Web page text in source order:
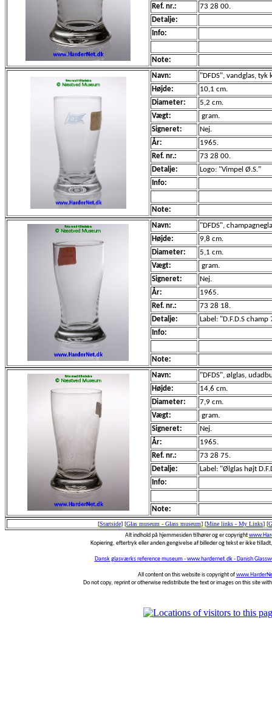
Ref. nr.:
73 28 00.
Detalje:
Info:
Note:
Navn:
"DFDS", vandglas,
Højde:
10,1 cm.
Diameter:
5,2 cm.
Vægt:
gram.
Signeret:
Nej.
År:
1965.
Ref. nr.:
73 28 00.
Detalje:
Logo: "Vimpel Ø.S."
Info:
Note:
Navn:
"DFDS",
Højde:
9,8 cm.
Diameter:
5,1 cm.
Vægt:
gram.
Signeret:
Nej.
År:
1965.
Ref. nr.:
73 28 18.
Detalje:
Label: "D.F.D.S
Info:
Note:
Navn:
"DFDS", ølglas,
Højde:
14,6 cm.
Diameter:
7,9 cm.
Vægt:
gram.
Signeret:
Nej.
År:
1965.
Ref. nr.:
73 28 75.
Detalje:
Label: "Ølglas højt
Info:
Note:
[Startside] [Glas museum - Glass museum] [Mine links - My Links] [
Alt indhold på hjemmesiden tilhører og er copyright
Kopiering, eftertryk eller anden gengivelse af billeder og tekst er ikke
Dansk glasværks reference museum - www.hardernet.dk - Danish
All content on this website is copyright of
Do not copy, reprint or otherwise redistribute the text or images on this site